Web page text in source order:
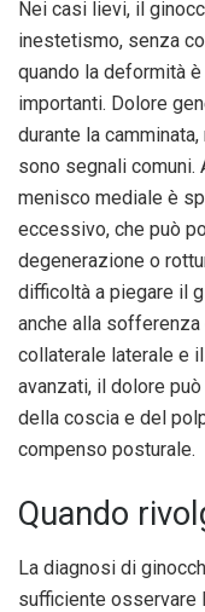
Nei casi lievi, il
inestetismo, senza
quando la deformità
importanti. Dolore
durante la
sono segnali comuni.
menisco mediale è
eccessivo, che può
degenerazione o
difficoltà a piegare il
anche alla
collaterale laterale e
avanzati, il dolore
della coscia e del
compenso posturale.
Quando
La diagnosi di
sufficiente osservare